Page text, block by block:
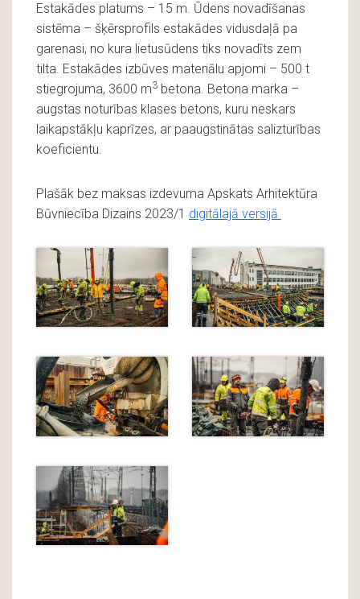
Estakādes platums – 15 m. Ūdens novadīšanas
sistēma – šķērsprofils estakādes vidusdaļā pa
garenasi, no kura lietusūdens tiks novadīts zem
tilta. Estakādes izbūves materiālu apjomi – 500 t
stiegrojuma, 3600 m3 betona. Betona marka –
augstas noturības klases betons, kuru neskars
laikapstākļu kaprīzes, ar paaugstinātas salizturības
koeficientu.
Plašāk bez maksas izdevuma Apskats Arhitektūra
Būvniecība Dizains 2023/1 digitālajā versijā